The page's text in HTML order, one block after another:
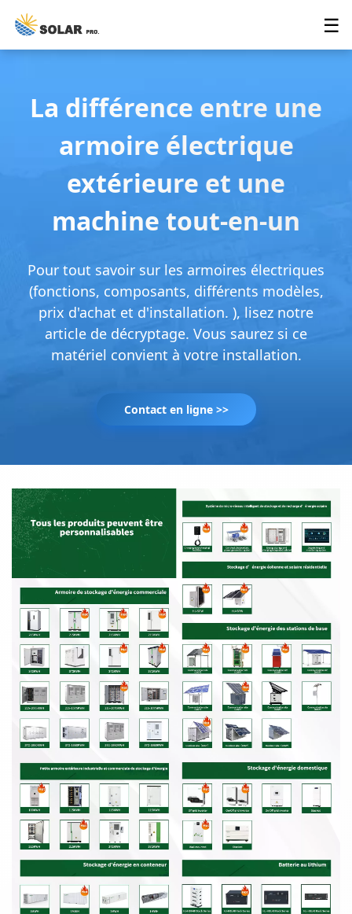
☰
La différence entre une
armoire électrique
extérieure et une
machine tout-en-un
Pour tout savoir sur les armoires électriques
(fonctions, composants, différents modèles,
prix d'achat et d'installation. ), lisez notre
article de décryptage. Vous saurez si ce
matériel convient à votre installation.
Contact en ligne >>